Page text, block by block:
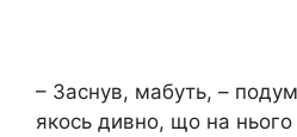
– Заснув, мабуть, –
якось дивно, що на нього